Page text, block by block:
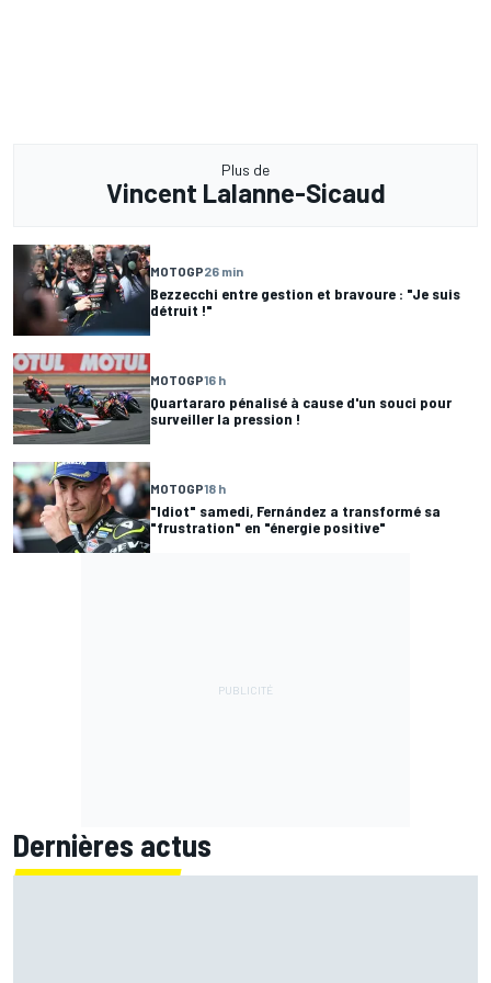
Plus de
Vincent Lalanne-Sicaud
MOTOGP26 min
Bezzecchi entre gestion et bravoure : "Je suis
détruit !"
MOTOGP16 h
Quartararo pénalisé à cause d'un souci pour
surveiller la pression !
MOTOGP18 h
"Idiot" samedi, Fernández a transformé sa
"frustration" en "énergie positive"
Dernières actus